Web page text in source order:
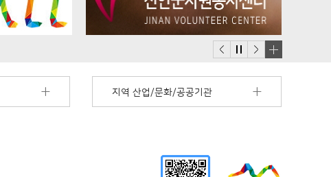
너
음
지역 산업/문화/공공기관